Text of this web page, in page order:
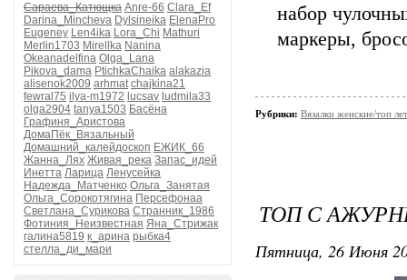
Сараева_Катющка Anre-66 Clara_Ef
Darina_Mincheva Dylsineika ElenaPro
Eugeney Len4ika Lora_Chi Mathuri
Merlin1703 Mirellka Nanina
Okeanadelfina Olga_Lana
Pikova_dama PtichkaChaika alakazia
alisenok2009 arhmat chajkina21
fewral75 ilya-m1972 lucsav ludmila33
olga2904 tanya1503 Басёна
Графиня_Аристова
ДомаПёк_Вязальный
Домашний_калейдоскоп ЕЖИК_66
Жанна_Лях Живая_река Запас_идей
Инетта Ларица Ленусейка
Надежда_Матченко Ольга_Занятая
Ольга_Сорокотягина Персефонаа
Светлана_Сурикова Странник_1986
Фотиния_Неизвестная Яна_Стрижак
галина5819 к_арина рыбка4
стелла_ди_мари
набор
маркеры,
Рубрики: Вязалки женские/топ
ТОП С
Пятница, 26 Июня